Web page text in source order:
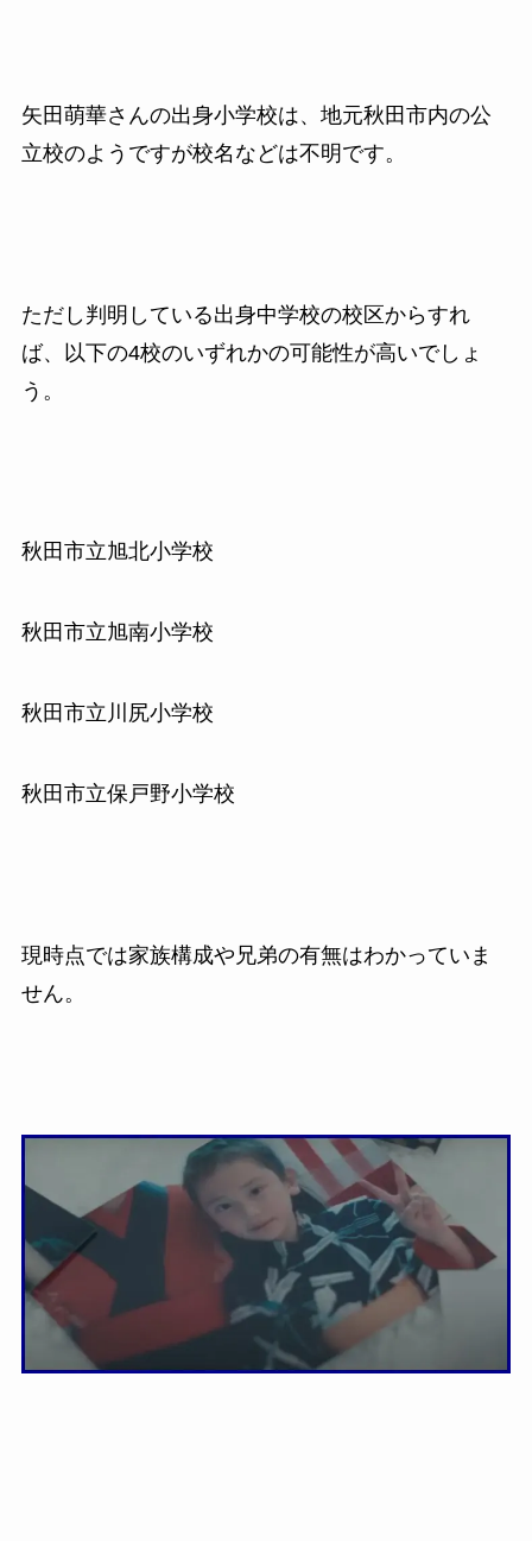
矢田萌華さんの出身小学校は、地元秋田市内の公
立校のようですが校名などは不明です。
ただし判明している出身中学校の校区からすれ
ば、以下の4校のいずれかの可能性が高いでしょ
う。
秋田市立旭北小学校
秋田市立旭南小学校
秋田市立川尻小学校
秋田市立保戸野小学校
現時点では家族構成や兄弟の有無はわかっていま
せん。